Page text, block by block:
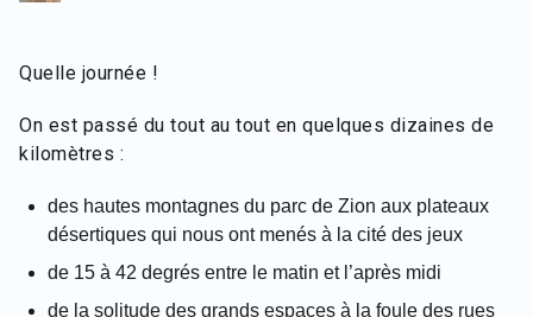
Quelle journée !
On est passé du tout au tout en quelques dizaines de
kilomètres :
des hautes montagnes du parc de Zion aux plateaux
désertiques qui nous ont menés à la cité des jeux
de 15 à 42 degrés entre le matin et l’après midi
de la solitude des grands espaces à la foule des rues